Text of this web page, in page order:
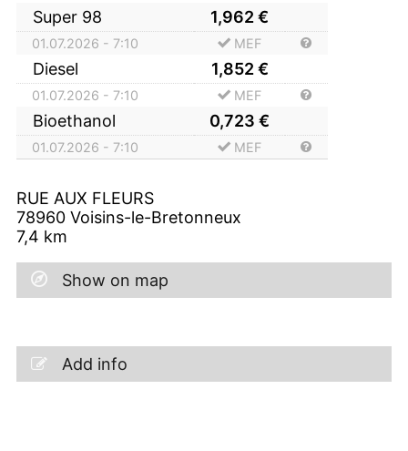
Super 98 1,962€
01.07.2026 - 7:10 MEF
Diesel 1,852€
01.07.2026 - 7:10 MEF
Bioethanol 0,723 €
01.07.2026 - 7:10 MEF
RUE AUX FLEURS
78960 Voisins-le-Bretonneux
7,4 km
Show on map
Add info